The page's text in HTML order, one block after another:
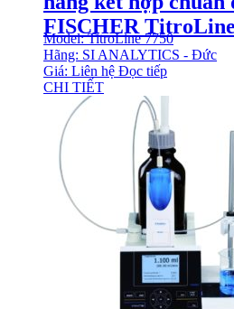
FISCHER
Model: TitroLine 7750
Hãng: SI ANALYTICS - Đức
Giá: Liên hệ Đọc tiếp
CHI TIẾT